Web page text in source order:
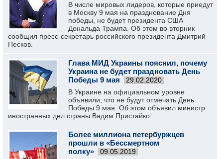
В числе мировых лидеров, которые приедут
в Москву 9 мая на празднование Дня
победы, не будет президента США
Дональда Трампа. Об этом во вторник
сообщил пресс-секретарь российского президента Дмитрий
Песков.
Глава МИД Украины пояснил, почему
Украина не будет праздновать День
Победы 9 мая
29.02.2020
В Украине на официальном уровне
объявили, что не будут отмечать День
Победы 9 мая. Об этом объявил министр
иностранных дел страны Вадим Пристайко.
Более миллиона петербуржцев
прошли в «Бессмертном
полку»
09.05.2019